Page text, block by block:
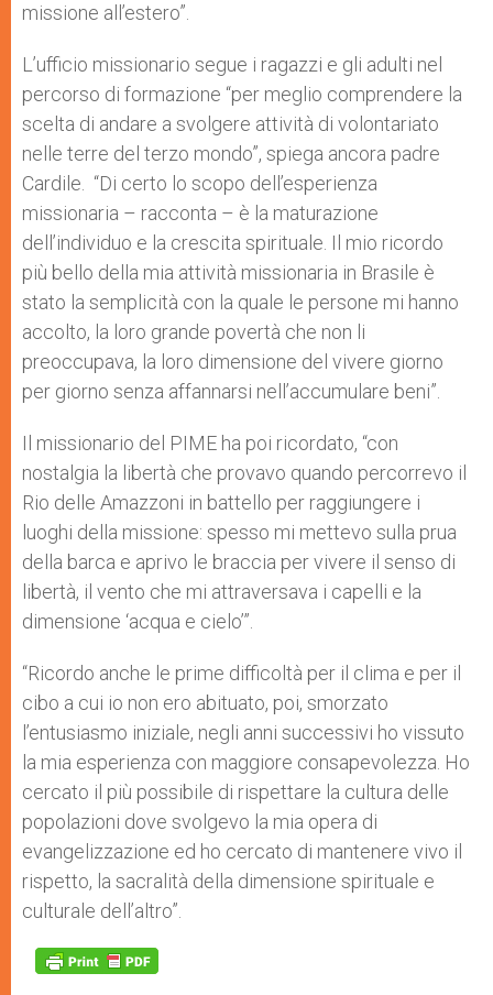
missione all’estero”.
L’ufficio missionario segue i ragazzi e gli adulti nel
percorso di formazione “per meglio comprendere la
scelta di andare a svolgere attività di volontariato
nelle terre del terzo mondo”, spiega ancora padre
Cardile. “Di certo lo scopo dell’esperienza
missionaria – racconta – è la maturazione
dell’individuo e la crescita spirituale. Il mio ricordo
più bello della mia attività missionaria in Brasile è
stato la semplicità con la quale le persone mi hanno
accolto, la loro grande povertà che non li
preoccupava, la loro dimensione del vivere giorno
per giorno senza affannarsi nell’accumulare beni”.
Il missionario del PIME ha poi ricordato, “con
nostalgia la libertà che provavo quando percorrevo il
Rio delle Amazzoni in battello per raggiungere i
luoghi della missione: spesso mi mettevo sulla prua
della barca e aprivo le braccia per vivere il senso di
libertà, il vento che mi attraversava i capelli e la
dimensione ‘acqua e cielo’”.
“Ricordo anche le prime difficoltà per il clima e per il
cibo a cui io non ero abituato, poi, smorzato
l’entusiasmo iniziale, negli anni successivi ho vissuto
la mia esperienza con maggiore consapevolezza. Ho
cercato il più possibile di rispettare la cultura delle
popolazioni dove svolgevo la mia opera di
evangelizzazione ed ho cercato di mantenere vivo il
rispetto, la sacralità della dimensione spirituale e
culturale dell’altro”.